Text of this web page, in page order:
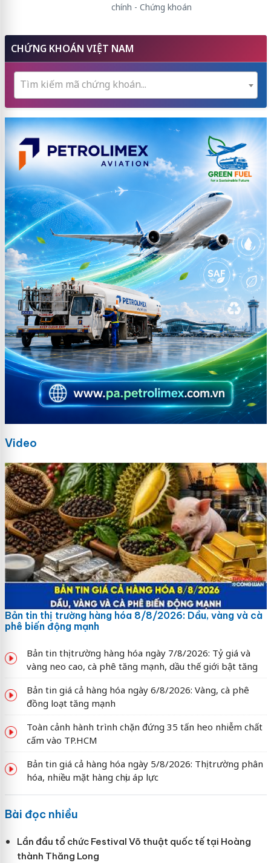
chính - Chứng khoán
CHỨNG KHOÁN VIỆT NAM
Tìm kiếm mã chứng khoán...
Video
Bản tin thị trường hàng hóa 8/8/2026: Dầu, vàng và cà
phê biến động mạnh
Bản tin thị trường hàng hóa ngày 7/8/2026: Tỷ giá và
vàng neo cao, cà phê tăng mạnh, dầu thế giới bật tăng
Bản tin giá cả hàng hóa ngày 6/8/2026: Vàng, cà phê
đồng loạt tăng mạnh
Toàn cảnh hành trình chặn đứng 35 tấn heo nhiễm chất
cấm vào TP.HCM
Bản tin giá cả hàng hóa ngày 5/8/2026: Thị trường phân
hóa, nhiều mặt hàng chịu áp lực
Bài đọc nhiều
Lần đầu tổ chức Festival Võ thuật quốc tế tại Hoàng
thành Thăng Long